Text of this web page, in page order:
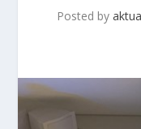
Posted by